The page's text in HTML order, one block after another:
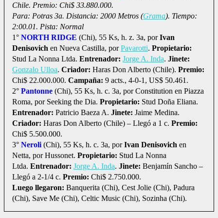
Chile. Premio: Chi$ 33.880.000.
Para: Potras 3a. Distancia: 2000 Metros (Grama). Tiempo:
2:00.01. Pista: Normal
1° NORTH RIDGE (Chi), 55 Ks, h. z. 3a, porIvan
Denisovich en Nueva Castilla, porPavarotti. Propietario:
Stud La Nonna Ltda. Entrenador: Jorge A. Inda. Jinete:
Gonzalo Ulloa. Criador: Haras Don Alberto (Chile). Premio:
Chi$ 22.000.000. Campaña: 9 acts., 4-0-1, US$ 50.461.
2° Pantonne (Chi), 55 Ks, h. c. 3a, por Constitution en Piazza
Roma, por Seeking the Dia. Propietario: Stud Doña Eliana.
Entrenador: Patricio Baeza A. Jinete: Jaime Medina.
Criador: Haras Don Alberto (Chile) – Llegó a 1 c. Premio:
Chi$ 5.500.000.
3° Neroli (Chi), 55 Ks, h. c. 3a, porIvan Denisovich en
Netta, por Hussonet. Propietario: Stud La Nonna
Ltda. Entrenador: Jorge A. Inda. Jinete: Benjamín Sancho –
Llegó a 2-1/4 c. Premio: Chi$ 2.750.000.
Luego llegaron: Banquerita (Chi), Cest Jolie (Chi), Padura
(Chi), Save Me (Chi), Celtic Music (Chi), Sozinha (Chi).